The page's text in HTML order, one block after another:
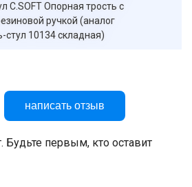
с
ручкой (аналог
стул 10134 складная)
написать отзыв
Будьте первым, кто оставит